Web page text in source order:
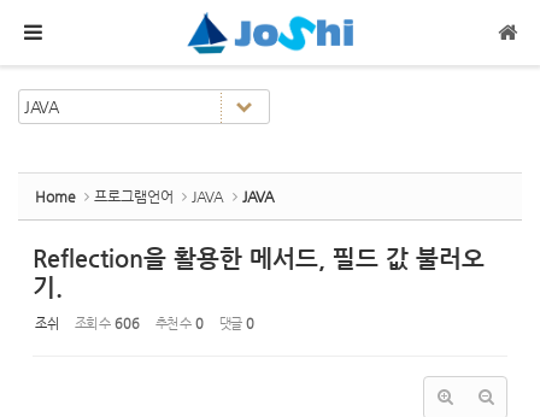
Home 프로그램언어 JAVA JAVA
Reflection을 활용한 메서드, 필드 값 불러오
기.
조쉬 조회 수 606 추천 수 0 댓글 0